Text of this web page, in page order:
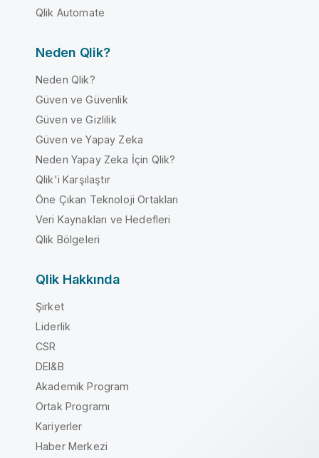
Qlik Automate
Neden Qlik?
Neden Qlik?
Güven ve Güvenlik
Güven ve Gizlilik
Güven ve Yapay Zeka
Neden Yapay Zeka İçin Qlik?
Qlik'i Karşılaştır
Öne Çıkan Teknoloji Ortakları
Veri Kaynakları ve Hedefleri
Qlik Bölgeleri
Qlik Hakkında
Şirket
Liderlik
CSR
DEI&B
Akademik Program
Ortak Programı
Kariyerler
Haber Merkezi